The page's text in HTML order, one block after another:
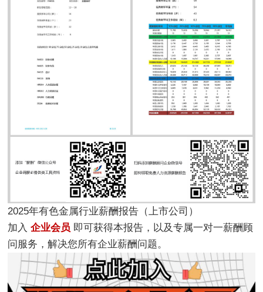
2025年有色金属行业薪酬报告（上市公司）
加入企业会员 即可获得本报告，以及专属一对一薪酬顾
问服务，解决您所有企业薪酬问题。